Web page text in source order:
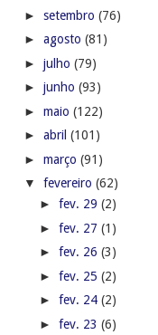
► setembro (76)
► agosto (81)
► julho (79)
► junho (93)
► maio (122)
► abril (101)
► março (91)
▼ fevereiro (62)
► fev. 29 (2)
► fev. 27 (1)
► fev. 26 (3)
► fev. 25 (2)
► fev. 24 (2)
► fev. 23 (6)